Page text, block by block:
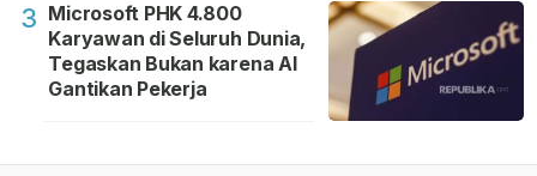
3 Microsoft PHK 4.800
Karyawan di Seluruh Dunia,
Tegaskan Bukan karena AI
Gantikan Pekerja